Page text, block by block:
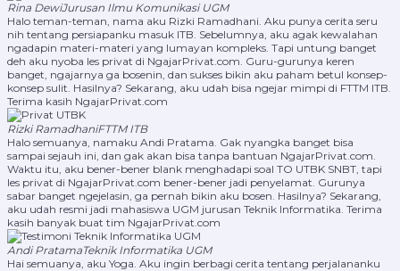
Rina DewiJurusan Ilmu Komunikasi UGM
Halo teman-teman, nama aku Rizki Ramadhani. Aku punya cerita seru
nih tentang persiapanku masuk ITB. Sebelumnya, aku agak kewalahan
ngadapin materi-materi yang lumayan kompleks. Tapi untung banget
deh aku nyoba les privat di NgajarPrivat.com. Guru-gurunya keren
banget, ngajarnya ga bosenin, dan sukses bikin aku paham betul konsep-
konsep sulit. Hasilnya? Sekarang, aku udah bisa ngejar mimpi di FTTM ITB.
Terima kasih NgajarPrivat.com
Rizki RamadhaniFTTM ITB
Halo semuanya, namaku Andi Pratama. Gak nyangka banget bisa
sampai sejauh ini, dan gak akan bisa tanpa bantuan NgajarPrivat.com.
Waktu itu, aku bener-bener blank menghadapi soal TO UTBK SNBT, tapi
les privat di NgajarPrivat.com bener-bener jadi penyelamat. Gurunya
sabar banget ngejelasin, ga pernah bikin aku bosen. Hasilnya? Sekarang,
aku udah resmi jadi mahasiswa UGM jurusan Teknik Informatika. Terima
kasih banyak buat tim NgajarPrivat.com
Andi PratamaTeknik Informatika UGM
Hai semuanya, aku Yoga. Aku ingin berbagi cerita tentang perjalananku